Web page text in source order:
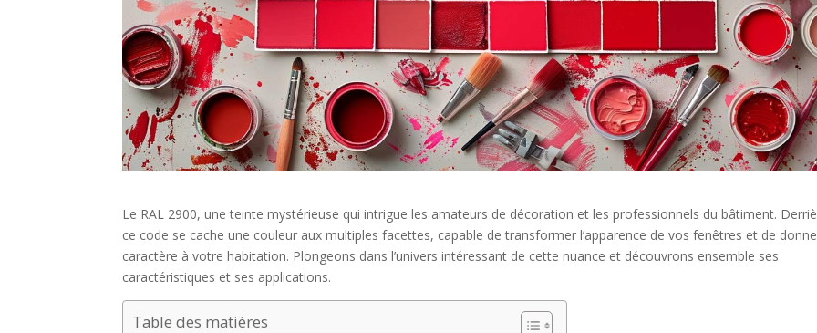
Le RAL 2900, une teinte mystérieuse qui intrigue les amateurs de décoration et les professionnels du bâtiment.
ce code se cache une couleur aux multiples facettes, capable de transformer l’apparence de vos fenêtres et de
caractère à votre habitation. Plongeons dans l’univers intéressant de cette nuance et découvrons ensemble ses
caractéristiques et ses applications.
Table des matières